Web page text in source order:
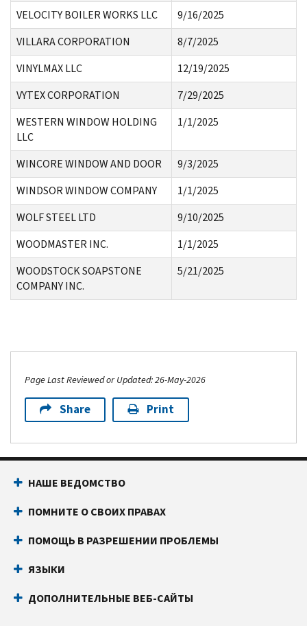
VELOCITY BOILER WORKS LLC
9/16/2025
VILLARA CORPORATION
8/7/2025
VINYLMAX LLC
12/19/2025
VYTEX CORPORATION
7/29/2025
WESTERN WINDOW HOLDING
LLC
1/1/2025
WINCORE WINDOW AND DOOR
9/3/2025
WINDSOR WINDOW COMPANY
1/1/2025
WOLF STEEL LTD
9/10/2025
WOODMASTER INC.
1/1/2025
WOODSTOCK SOAPSTONE
COMPANY INC.
5/21/2025
Page Last Reviewed or Updated: 26-May-2026
Share Print
НАШЕ ВЕДОМСТВО
ПОМНИТЕ О СВОИХ ПРАВАХ
ПОМОЩЬ В РАЗРЕШЕНИИ ПРОБЛЕМЫ
ЯЗЫКИ
ДОПОЛНИТЕЛЬНЫЕ ВЕБ-САЙТЫ